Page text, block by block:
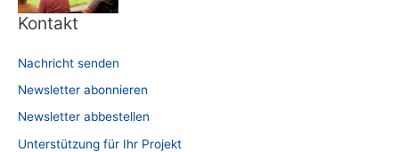
Kontakt
Nachricht senden
Newsletter abonnieren
Newsletter abbestellen
Unterstützung für Ihr Projekt